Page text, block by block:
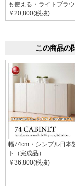
も使える・ライトブラウ
￥20,800(税抜)
この商品の
幅74cm・シンプル日本
ト（完成品）
￥36,800(税抜)